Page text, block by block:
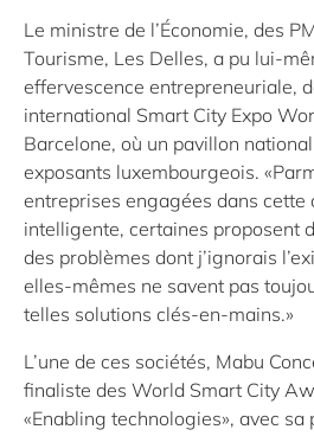
Le ministre de l’Économie, des
Tourisme, Les Delles, a pu lui-
effervescence entrepreneuriale,
international Smart City Expo
Barcelone, où un pavillon
exposants luxembourgeois.
entreprises engagées dans cette
intelligente, certaines proposent
des problèmes dont j’ignorais
elles-mêmes ne savent pas
telles solutions clés-en-mains.»
L’une de ces sociétés, Mabu
finaliste des World Smart City
«Enabling technologies», avec